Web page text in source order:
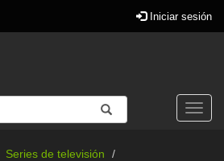
Iniciar sesión
Enviar
Buscar
Series de televisión